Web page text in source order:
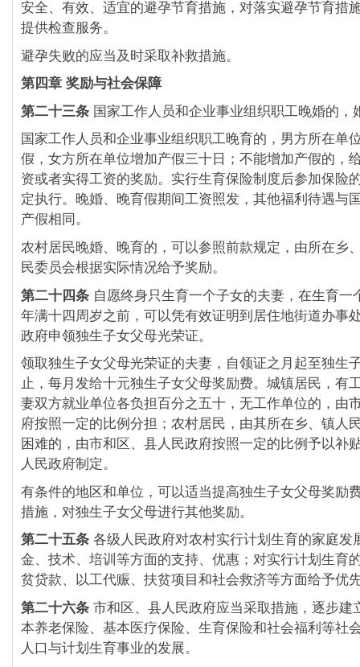
安全、有效、适宜的避孕节育措施，对落实避孕节育措
提供检查服务。
避孕失败的应当及时采取补救措施。
第四章 奖励与社会保障
第二十三条 国家工作人员和企业事业组织职工晚婚的，
国家工作人员和企业事业组织职工晚育的，男方所在单
假，女方所在单位增加产假三十日；不能增加产假的，
资或者实得工资的奖励。实行生育保险制度后参加保险
定执行。晚婚、晚育假期间工资照发，其他福利待遇与
产假相同。
农村居民晚婚、晚育的，可以参照前款规定，由所在乡
民委员会根据实际情况给予奖励。
第二十四条 自愿终身只生育一个子女的夫妻，在生育一
年满十四周岁之前，可以凭有效证明到居住地街道办事
政府申领独生子女父母光荣证。
领取独生子女父母光荣证的夫妻，自领证之月起至独生
止，每月发给十元独生子女父母奖励费。城镇居民，有
妻双方就业单位各负担百分之五十，无工作单位的，由
府按照一定的比例分担；农村居民，由其所在乡、镇人
困难的，由市和区、县人民政府按照一定的比例予以补
人民政府制定。
有条件的地区和单位，可以适当提高独生子女父母奖励
措施，对独生子女父母进行其他奖励。
第二十五条 各级人民政府对农村实行计划生育的家庭发
金、技术、培训等方面的支持、优惠；对实行计划生育
贫贷款、以工代赈、扶贫项目和社会救济等方面给予优
第二十六条 市和区、县人民政府应当采取措施，逐步建
本养老保险、基本医疗保险、生育保险和社会福利等社
人口与计划生育事业的发展。